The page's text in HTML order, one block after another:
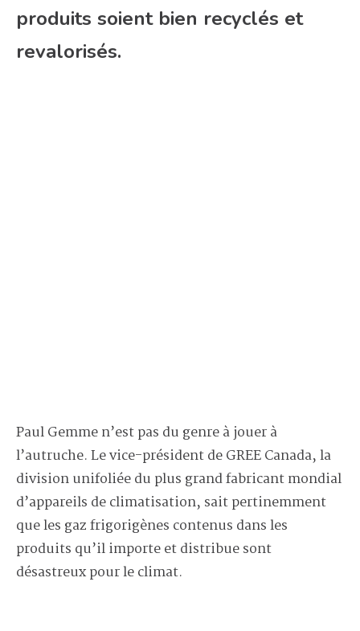
produits soient bien recyclés et
revalorisés.
Paul Gemme n’est pas du genre à jouer à
l’autruche. Le vice-président de GREE Canada, la
division unifoliée du plus grand fabricant mondial
d’appareils de climatisation, sait pertinemment
que les gaz frigorigènes contenus dans les
produits qu’il importe et distribue sont
désastreux pour le climat.